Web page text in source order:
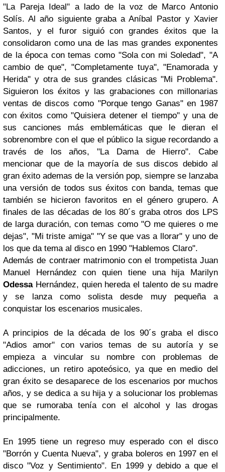
"La Pareja Ideal" a lado de la voz de Marco Antonio
Solís. Al año siguiente graba a Aníbal Pastor y Xavier
Santos, y el furor siguió con grandes éxitos que la
consolidaron como una de las mas grandes exponentes
de la época con temas como "Sola con mi Soledad", "A
cambio de que", "Completamente tuya", "Enamorada y
Herida" y otra de sus grandes clásicas "Mi Problema".
Siguieron los éxitos y las grabaciones con millonarias
ventas de discos como "Porque tengo Ganas" en 1987
con éxitos como "Quisiera detener el tiempo" y una de
sus canciones más emblemáticas que le dieran el
sobrenombre con el que el público la sigue recordando a
través de los años, "La Dama de Hierro". Cabe
mencionar que de la mayoría de sus discos debido al
gran éxito ademas de la versión pop, siempre se lanzaba
una versión de todos sus éxitos con banda, temas que
también se hicieron favoritos en el género grupero. A
finales de las décadas de los 80´s graba otros dos LPS
de larga duración, con temas como "O me quieres o me
dejas", "Mi triste amiga" "Y se que vas a llorar" y uno de
los que da tema al disco en 1990 "Hablemos Claro".
Además de contraer matrimonio con el trompetista Juan
Manuel Hernández con quien tiene una hija Marilyn
OdessaHernández, quien hereda el talento de su madre
y se lanza como solista desde muy pequeña a
conquistar los escenarios musicales.
A principios de la década de los 90´s graba el disco
"Adios amor" con varios temas de su autoría y se
empieza a vincular su nombre con problemas de
adicciones, un retiro apoteósico, ya que en medio del
gran éxito se desaparece de los escenarios por muchos
años, y se dedica a su hija y a solucionar los problemas
que se rumoraba tenía con el alcohol y las drogas
principalmente.
En 1995 tiene un regreso muy esperado con el disco
"Borrón y Cuenta Nueva", y graba boleros en 1997 en el
disco "Voz y Sentimiento". En 1999 y debido a que el